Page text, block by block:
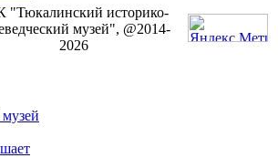
"Тюкалинский историко-
музей", @2014-
2026